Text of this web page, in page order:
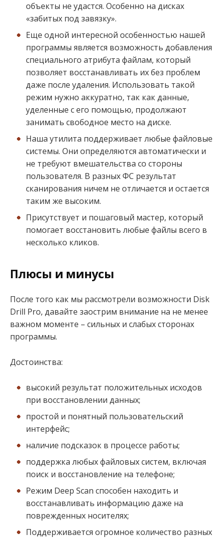
объекты не удастся. Особенно на дисках
«забитых под завязку».
Еще одной интересной особенностью нашей
программы является возможность добавления
специального атрибута файлам, который
позволяет восстанавливать их без проблем
даже после удаления. Использовать такой
режим нужно аккуратно, так как данные,
уделенные с его помощью, продолжают
занимать свободное место на диске.
Наша утилита поддерживает любые файловые
системы. Они определяются автоматически и
не требуют вмешательства со стороны
пользователя. В разных ФС результат
сканирования ничем не отличается и остается
таким же высоким.
Присутствует и пошаговый мастер, который
помогает восстановить любые файлы всего в
несколько кликов.
Плюсы и минусы
После того как мы рассмотрели возможности Disk
Drill Pro, давайте заострим внимание на не менее
важном моменте – сильных и слабых сторонах
программы.
Достоинства:
высокий результат положительных исходов
при восстановлении данных;
простой и понятный пользовательский
интерфейс;
наличие подсказок в процессе работы;
поддержка любых файловых систем, включая
поиск и восстановление на телефоне;
Режим Deep Scan способен находить и
восстанавливать информацию даже на
поврежденных носителях;
Поддерживается огромное количество разных